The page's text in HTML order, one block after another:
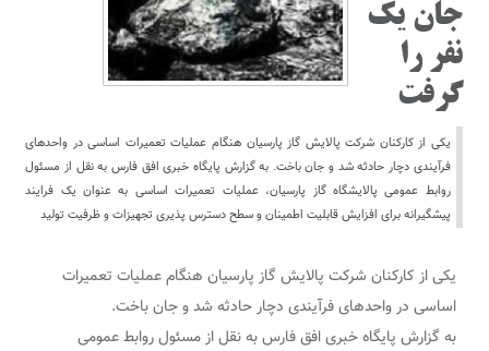
جان یک
نفر را
گرفت
یکی از کارکنان شرکت پالایش گاز پارسیان هنگام عملیات تعمیرات اساسی در واحدهای
فرآیندی دچار حادثه شد و جان باخت. به گزارش پایگاه خبری افق فارس به نقل از مسئول
روابط عمومی پالایشگاه گاز پارسیان، عملیات تعمیرات اساسی به عنوان یک فرایند
پیشگیرانه برای افزایش قابلیت اطمینان و سطح دسترس پذیری تجهیزات و ظرفیت تولید
یکی از کارکنان شرکت پالایش گاز پارسیان هنگام عملیات تعمیرات
اساسی در واحدهای فرآیندی دچار حادثه شد و جان باخت.
به گزارش پایگاه خبری افق فارس به نقل از مسئول روابط عمومی